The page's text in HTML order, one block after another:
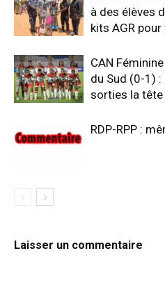
à des élèves
kits AGR
CAN
du Sud (0-1)
sorties la tête
RDP-RPP :
Laisser un commentaire